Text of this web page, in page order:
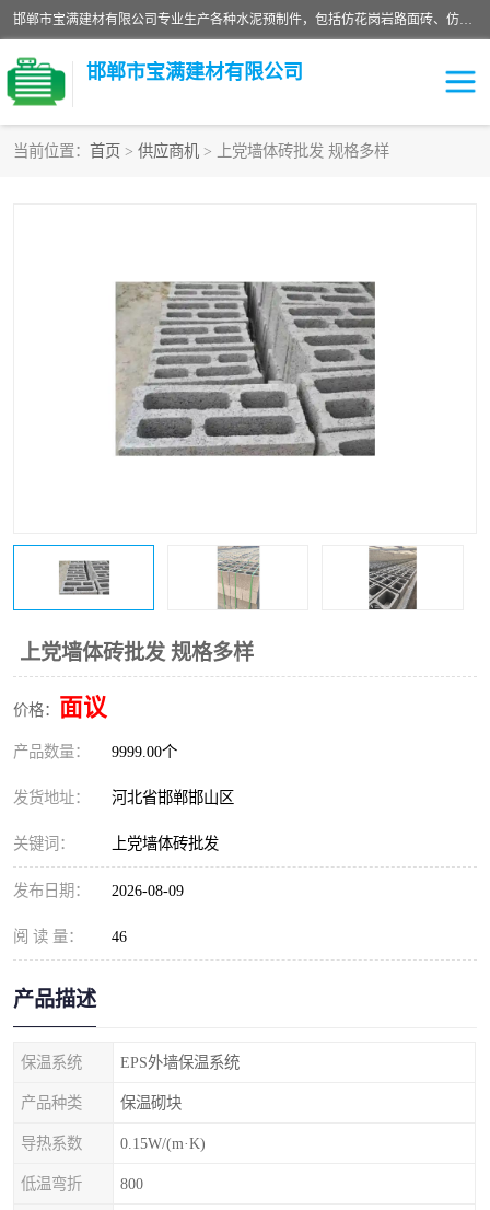
邯郸市宝满建材有限公司专业生产各种水泥预制件，包括仿花岗岩路面砖、仿花岗岩人行道砖、仿花岗岩路侧石、烧结砖、植草砖、码头砖连锁块、仿花岗岩路侧石、沙井盖、水泥盖板等各种水泥制品
邯郸市宝满建材有限公司
当前位置： 首页 > 供应商机 > 上党墙体砖批发 规格多样
上党墙体砖批发 规格多样
价格： 面议
产品数量： 9999.00个
发货地址： 河北省邯郸邯山区
关键词： 上党墙体砖批发
发布日期： 2026-08-09
阅 读 量： 46
产品描述
保温系统 EPS外墙保温系统
产品种类 保温砌块
导热系数 0.15W/(m·K)
低温弯折 800
便道砖
花岗岩路岩石 盲道砖
pc仿石砖